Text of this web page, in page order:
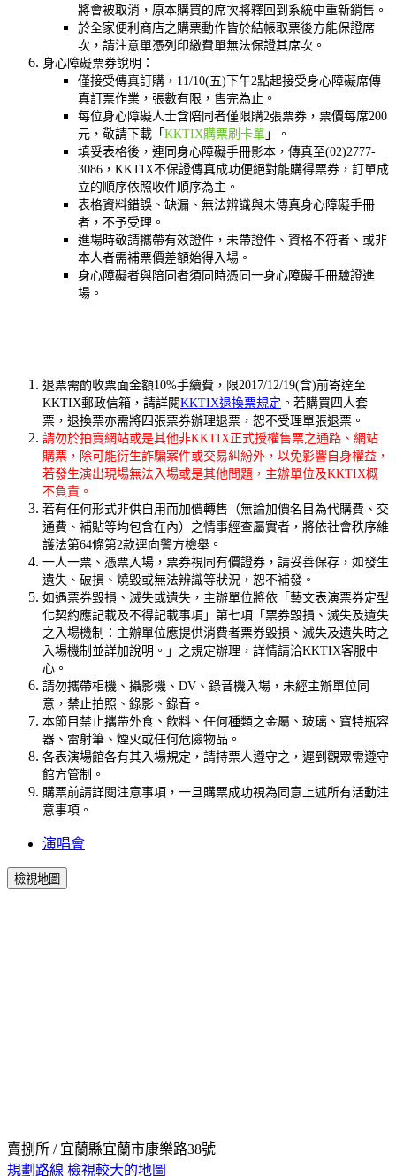
將會被取消，原本購買的席次將釋回到系統中重新銷售。
於全家便利商店之購票動作皆於結帳取票後方能保證席
次，請注意單憑列印繳費單無法保證其席次。
身心障礙票券說明：
僅接受傳真訂購，11/10(五)下午2點起接受身心障礙席傳
真訂票作業，張數有限，售完為止。
每位身心障礙人士含陪同者僅限購2張票券，票價每席200
元，敬請下載「 KKTIX購票刷卡單 」。
填妥表格後，連同身心障礙手冊影本，傳真至(02)2777-
3086 ，KKTIX不保證傳真成功便絕對能購得票券，訂單成
立的順序依照收件順序為主。
表格資料錯誤、缺漏、無法辨識與未傳真身心障礙手冊
者，不予受理。
進場時敬請攜帶有效證件，未帶證件、資格不符者、或非
本人者需補票價差額始得入場。
身心障礙者與陪同者須同時憑同一身心障礙手冊驗證進
場。
退票需酌收票面金額10%手續費，限2017/12/19(含)前寄達至
KKTIX郵政信箱，請詳閱KKTIX退換票規定 。若購買四人套
票，退換票亦需將四張票券辦理退票，恕不受理單張退票。
請勿於拍賣網站或是其他非KKTIX正式授權售票之通路、網站
購票，除可能衍生詐騙案件或交易糾紛外，以免影響自身權益，
若發生演出現場無法入場或是其他問題，主辦單位及KKTIX概
不負責。
若有任何形式非供自用而加價轉售（無論加價名目為代購費、交
通費、補貼等均包含在內）之情事經查屬實者，將依社會秩序維
護法第64條第2款逕向警方檢舉。
一人一票、憑票入場，票券視同有價證券，請妥善保存，如發生
遺失、破損、燒毀或無法辨識等狀況，恕不補發。
如遇票券毀損、滅失或遺失，主辦單位將依「藝文表演票券定型
化契約應記載及不得記載事項」第七項「票券毀損、滅失及遺失
之入場機制：主辦單位應提供消費者票券毀損、滅失及遺失時之
入場機制並詳加說明。」之規定辦理，詳情請洽KKTIX客服中
心。
請勿攜帶相機、攝影機、DV、錄音機入場，未經主辦單位同
意，禁止拍照、錄影、錄音。
本節目禁止攜帶外食、飲料、任何種類之金屬、玻璃、寶特瓶容
器、雷射筆、煙火或任何危險物品。
各表演場館各有其入場規定，請持票人遵守之，遲到觀眾需遵守
館方管制。
購票前請詳閱注意事項，一旦購票成功視為同意上述所有活動注
意事項。
演唱會
檢視地圖
賣捌所 / 宜蘭縣宜蘭市康樂路38號
規劃路線 檢視較大的地圖